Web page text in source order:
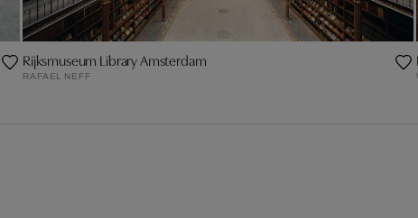
Rijksmuseum Library Amsterdam
RAFAEL NEFF